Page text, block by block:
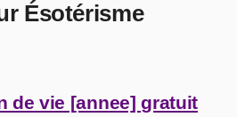
Ésotérisme
de vie [annee] gratuit